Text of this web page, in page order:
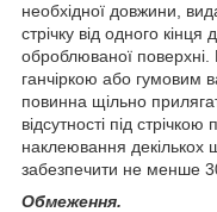
необхідної довжини,
стрічку від одного
оброблюваної
ганчіркою або гумовим
повинна щільно
відсутності під
наклеювання декількох
забезпечити не менше
Обмеження.